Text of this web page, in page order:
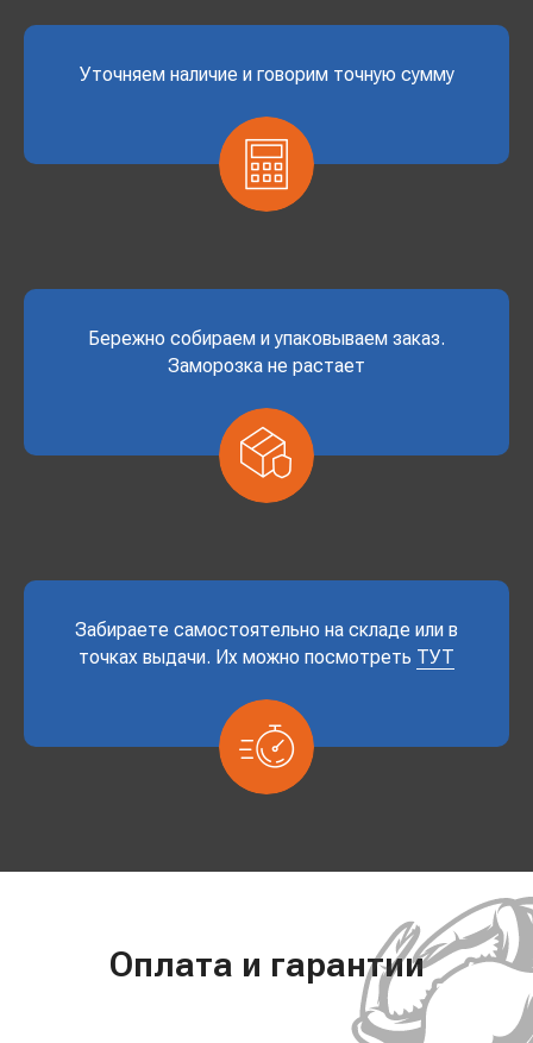
Уточняем наличие и говорим точную сумму
Бережно собираем и упаковываем заказ.
Заморозка не растает
Забираете самостоятельно на складе или в
точках выдачи. Их можно посмотреть ТУТ
Оплата и гарантии